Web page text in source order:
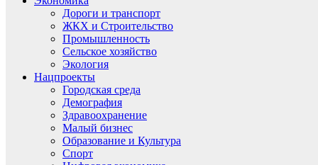
Дороги и транспорт
ЖКХ и Строительство
Промышленность
Сельское хозяйство
Экология
Нацпроекты
Городская среда
Демография
Здравоохранение
Малый бизнес
Образование и Культура
Спорт